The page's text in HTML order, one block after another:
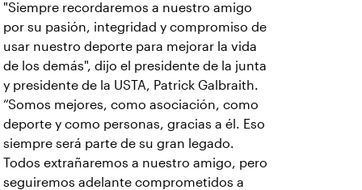
"Siempre recordaremos a nuestro amigo
por su pasión, integridad y compromiso de
usar nuestro deporte para mejorar la vida
de los demás", dijo el presidente de la junta
y presidente de la USTA, Patrick Galbraith.
“Somos mejores, como asociación, como
deporte y como personas, gracias a él. Eso
siempre será parte de su gran legado.
Todos extrañaremos a nuestro amigo, pero
seguiremos adelante comprometidos a